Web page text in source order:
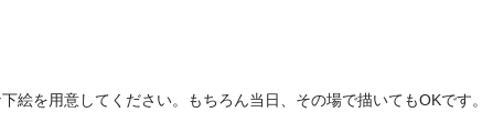
を用意してください。もちろん当日、その場で描いてもOKです。